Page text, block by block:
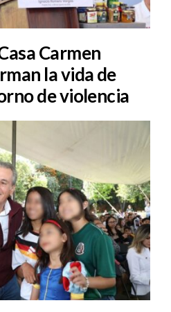
Carmen
la vida de
de violencia